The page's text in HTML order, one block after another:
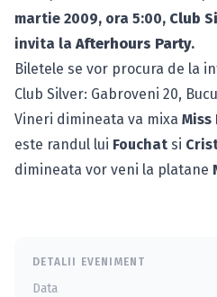
martie 2009, ora 5:00, Club
invita laAfterhours Party.
Biletele se vor procura de la
Club Silver: Gabroveni 20,
Vineri dimineata va mixa Miss
este randul lui Fouchat si
dimineata vor veni la platane
DETALII EVENIMENT
Data